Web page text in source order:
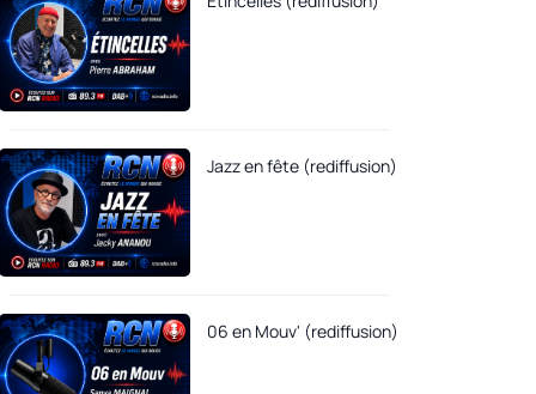
Jazz en fête (rediffusion)
06 en Mouv' (rediffusion)